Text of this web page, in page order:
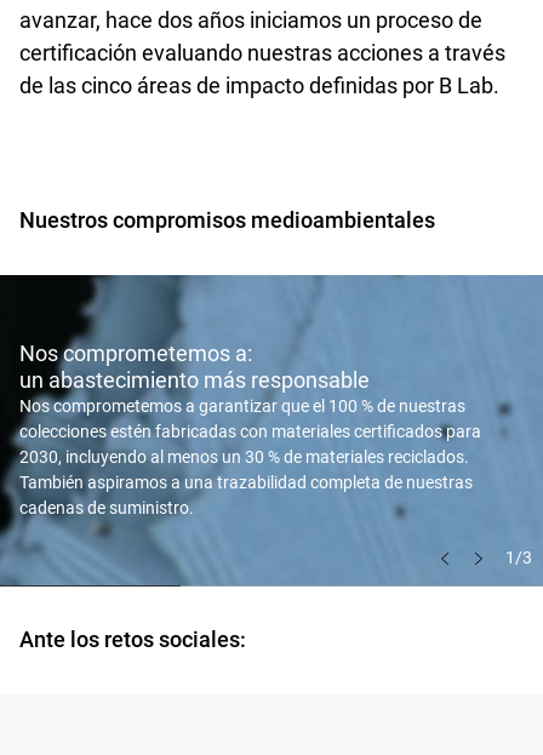
avanzar, hace dos años iniciamos un proceso de
certificación evaluando nuestras acciones a través
de las cinco áreas de impacto definidas por B Lab.
Nuestros compromisos medioambientales
Nos comprometemos a:
un abastecimiento más responsable
Nos comprometemos a garantizar que el 100 % de nuestras
colecciones estén fabricadas con materiales certificados para
2030, incluyendo al menos un 30 % de materiales reciclados.
También aspiramos a una trazabilidad completa de nuestras
cadenas de suministro.
1/3
Ante los retos sociales: